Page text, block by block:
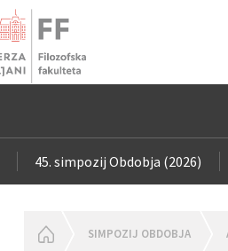
45. simpozij Obdobja (2026)
HOMEPAGE
SIMPOZIJ OBDOBJA